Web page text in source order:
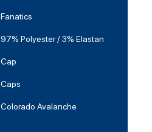
Fanatics
97% Polyester / 3% Elastan
Cap
Caps
Colorado Avalanche